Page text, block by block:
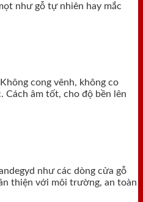
như gỗ tự nhiên hay mắc
cong vênh, không co
Cách âm tốt, cho độ bền lên
như các dòng cửa gỗ
thiện với môi trường, an toàn